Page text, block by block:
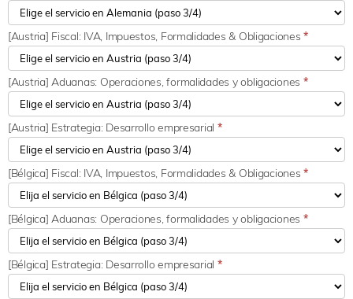
[Austria] Fiscal: IVA, Impuestos, Formalidades & Obligaciones*
[Austria] Aduanas: Operaciones, formalidades y obligaciones *
[Austria] Estrategia: Desarrollo empresarial *
[Bélgica] Fiscal: IVA, Impuestos, Formalidades & Obligaciones*
[Bélgica] Aduanas: Operaciones, formalidades y obligaciones *
[Bélgica] Estrategia: Desarrollo empresarial *